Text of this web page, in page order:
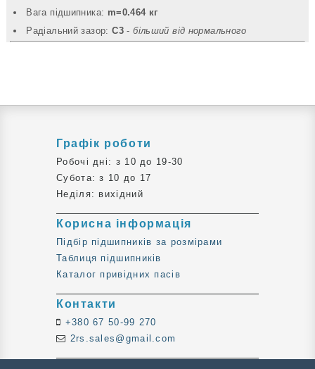
Вага підшипника: m=0.464 кг
Радіальний зазор:C3- більший від нормального
Графік роботи
Робочі дні: з 10 до 19-30
Субота: з 10 до 17
Неділя: вихідний
Корисна інформація
Підбір підшипників за розмірами
Таблиця підшипників
Каталог привідних пасів
Контакти
+380 67 50-99 270
2rs.sales@gmail.com